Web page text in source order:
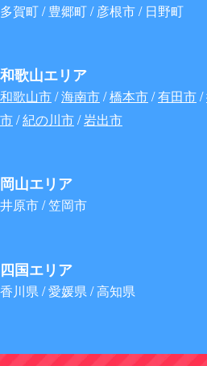
多賀町 / 豊郷町 / 彦根市 / 日野町
和歌山エリア
和歌山市/海南市/橋本市/有田市/
市/紀の川市/岩出市
岡山エリア
井原市 / 笠岡市
四国エリア
香川県 / 愛媛県 / 高知県